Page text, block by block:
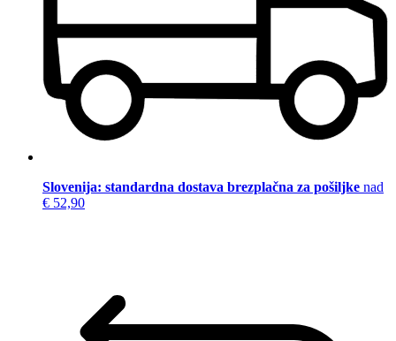
Slovenija: standardna dostava brezplačna za pošiljke nad
€ 52,90